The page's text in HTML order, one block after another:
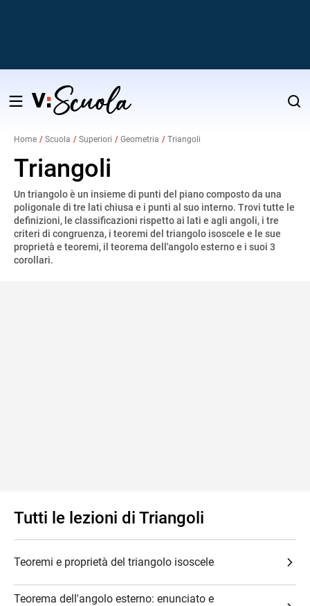
Salta
contenuto
Home Scuola Superiori Geometria Triangoli
Triangoli
Un triangolo è un insieme di punti del piano composto da una
poligonale di tre lati chiusa e i punti al suo interno. Trovi tutte le
definizioni, le classificazioni rispetto ai lati e agli angoli, i tre
criteri di congruenza, i teoremi del triangolo isoscele e le sue
proprietà e teoremi, il teorema dell'angolo esterno e i suoi 3
corollari.
Tutti le lezioni di Triangoli
Teoremi e proprietà del triangolo isoscele
Teorema dell'angolo esterno: enunciato e